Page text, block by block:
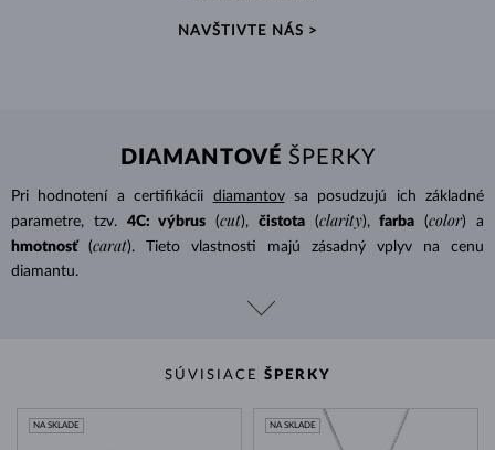
NAVŠTIVTE NÁS >
DIAMANTOVÉ ŠPERKY
Pri hodnotení a certifikácii diamantovsa posudzujú ich základné
parametre, tzv.
4C: výbrus (cut), čistota (clarity), farba (color) a
hmotnosť
(carat). Tieto vlastnosti majú zásadný vplyv na cenu
diamantu.
SÚVISIACE ŠPERKY
NA SKLADE NA SKLADE